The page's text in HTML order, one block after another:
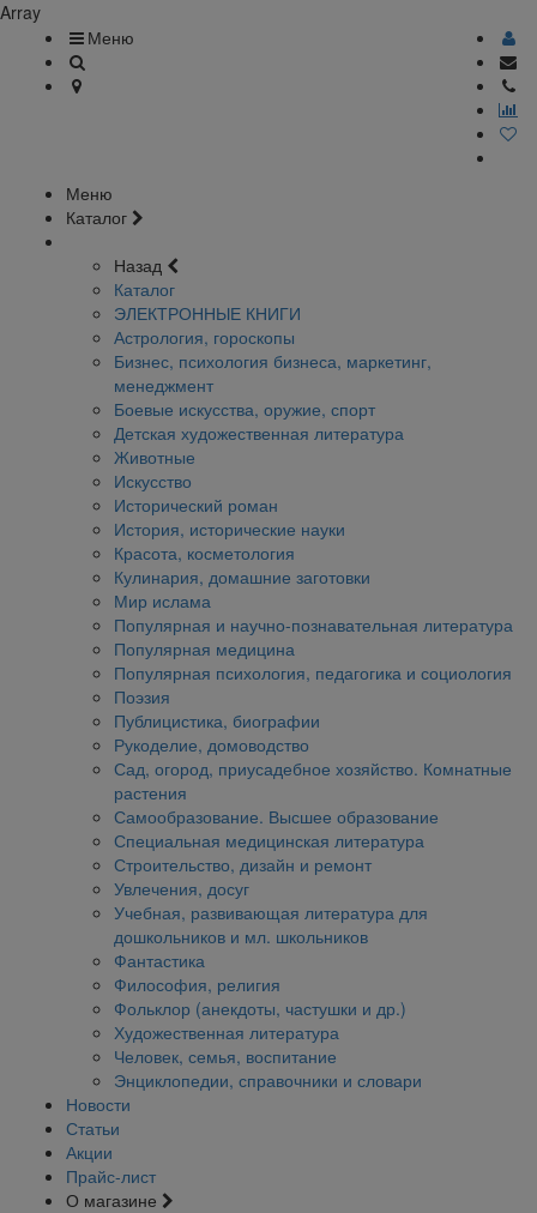
Array
Меню
Меню
Каталог
Назад
Каталог
ЭЛЕКТРОННЫЕ КНИГИ
Астрология, гороскопы
Бизнес, психология бизнеса, маркетинг,
менеджмент
Боевые искусства, оружие, спорт
Детская художественная литература
Животные
Искусство
Исторический роман
История, исторические науки
Красота, косметология
Кулинария, домашние заготовки
Мир ислама
Популярная и научно-познавательная литература
Популярная медицина
Популярная психология, педагогика и социология
Поэзия
Публицистика, биографии
Рукоделие, домоводство
Сад, огород, приусадебное хозяйство. Комнатные
растения
Самообразование. Высшее образование
Специальная медицинская литература
Строительство, дизайн и ремонт
Увлечения, досуг
Учебная, развивающая литература для
дошкольников и мл. школьников
Фантастика
Философия, религия
Фольклор (анекдоты, частушки и др.)
Художественная литература
Человек, семья, воспитание
Энциклопедии, справочники и словари
Новости
Статьи
Акции
Прайс-лист
О магазине